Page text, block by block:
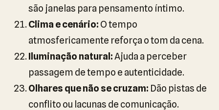
são janelas para pensamento íntimo.
Clima e cenário: O tempo
atmosfericamente reforça o tom da cena.
Iluminação natural:Ajuda a perceber
passagem de tempo e autenticidade.
Olhares que não se cruzam: Dão pistas de
conflito ou lacunas de comunicação.